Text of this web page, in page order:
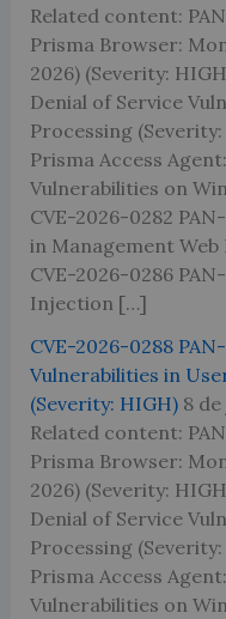
Related content:
Prisma Browser:
2026) (Severity:
Denial of Service
Processing
Prisma Access
Vulnerabilities on
CVE-2026-0282
in Management
CVE-2026-0286
Injection […]
CVE-2026-0288
Vulnerabilities in
(Severity: HIGH) 8
Related content:
Prisma Browser:
2026) (Severity:
Denial of Service
Processing
Prisma Access
Vulnerabilities on